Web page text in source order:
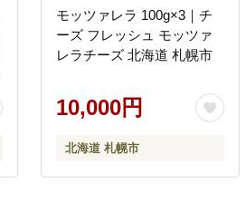
モッツァレラ 100g×3｜チ
ーズ フレッシュ モッツァ
レラチーズ 北海道 札幌市
10,000円
北海道 札幌市